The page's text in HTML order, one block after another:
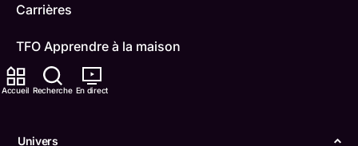
Accueil Recherche En direct
Univers
Carrières
TFO Apprendre à la maison
Comment nous capter